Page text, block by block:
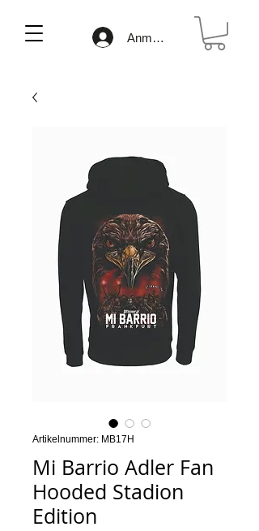
Anmelden
Artikelnummer: MB17H
Mi Barrio Adler Fan
Hooded Stadion
Edition